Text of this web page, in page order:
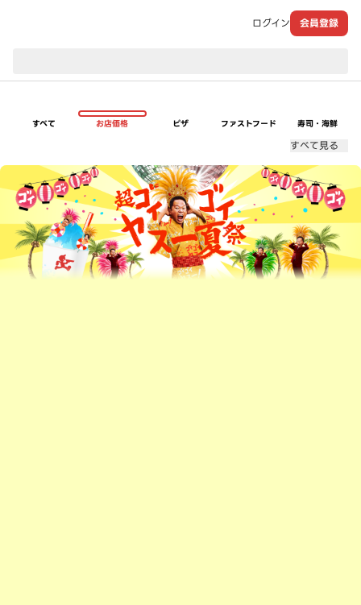
ログイン 会員登録
すべて お店価格 ピザ ファストフード 寿司・海鮮
すべて見る
超ゴイゴイヤスー夏祭